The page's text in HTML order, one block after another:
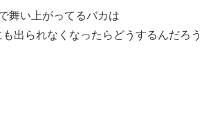
舞い上がってるバカは
出られなくなったらどうするんだろう